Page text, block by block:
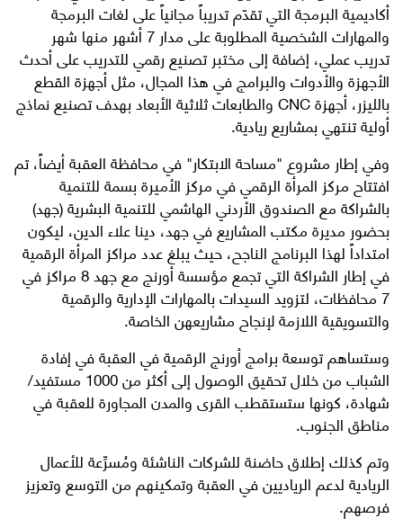
أكاديمية البرمجة التي تقدّم تدريباً مجانياً على لغات البرمجة
والمهارات الشخصية المطلوبة على مدار 7 أشهر منها شهر
تدريب عملي، إضافة إلى مختبر تصنيع رقمي للتدريب على أحدث
الأجهزة والأدوات والبرامج في هذا المجال، مثل أجهزة القطع
بالليزر، أجهزة CNC والطابعات ثلاثية الأبعاد بهدف تصنيع نماذج
أولية تنتهي بمشاريع ريادية.
وفي إطار مشروع "مساحة الابتكار" في محافظة العقبة أيضاً، تم
افتتاح مركز المرأة الرقمي في مركز الأميرة بسمة للتنمية
بالشراكة مع الصندوق الأردني الهاشمي للتنمية البشرية (جهد)
بحضور مديرة مكتب المشاريع في جهد، دينا علاء الدين، ليكون
امتداداً لهذا البرنامج الناجح، حيث يبلغ عدد مراكز المرأة الرقمية
في إطار الشراكة التي تجمع مؤسسة أورنج مع جهد 8 مراكز في
7 محافظات، لتزويد السيدات بالمهارات الإدارية والرقمية
والتسويقية اللازمة لإنجاح مشاريعهن الخاصة.
وستساهم توسعة برامج أورنج الرقمية في العقبة في إفادة
الشباب من خلال تحقيق الوصول إلى أكثر من 1000 مستفيد/
شهادة، كونها ستستقطب القرى والمدن المجاورة للعقبة في
مناطق الجنوب.
وتم كذلك إطلاق حاضنة للشركات الناشئة ومُسرِّعة للأعمال
الريادية لدعم الرياديين في العقبة وتمكينهم من التوسع وتعزيز
فرصهم.